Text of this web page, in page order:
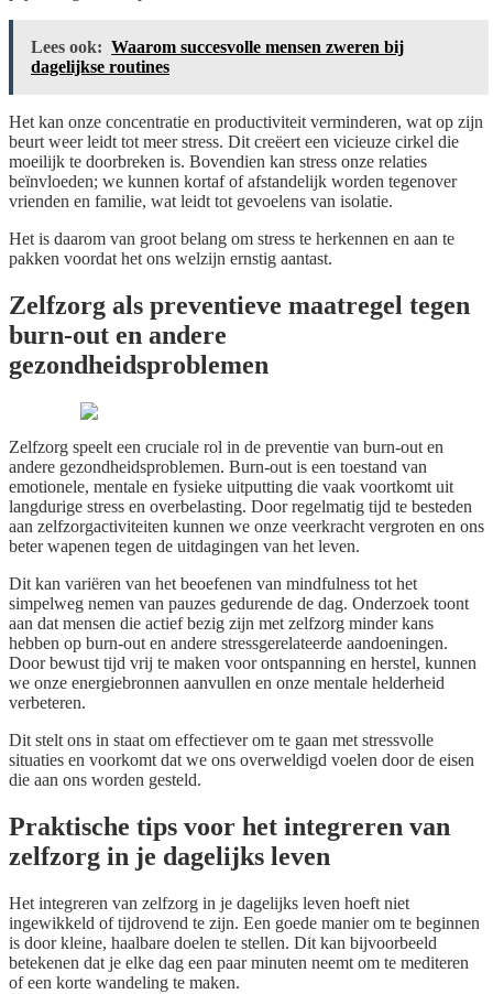
Lees ook: Waarom succesvolle mensen zweren bij
dagelijkse routines
Het kan onze concentratie en productiviteit verminderen, wat op zijn
beurt weer leidt tot meer stress. Dit creëert een vicieuze cirkel die
moeilijk te doorbreken is. Bovendien kan stress onze relaties
beïnvloeden; we kunnen kortaf of afstandelijk worden tegenover
vrienden en familie, wat leidt tot gevoelens van isolatie.
Het is daarom van groot belang om stress te herkennen en aan te
pakken voordat het ons welzijn ernstig aantast.
Zelfzorg als preventieve maatregel tegen
burn-out en andere
gezondheidsproblemen
Zelfzorg speelt een cruciale rol in de preventie van burn-out en
andere gezondheidsproblemen. Burn-out is een toestand van
emotionele, mentale en fysieke uitputting die vaak voortkomt uit
langdurige stress en overbelasting. Door regelmatig tijd te besteden
aan zelfzorgactiviteiten kunnen we onze veerkracht vergroten en ons
beter wapenen tegen de uitdagingen van het leven.
Dit kan variëren van het beoefenen van mindfulness tot het
simpelweg nemen van pauzes gedurende de dag. Onderzoek toont
aan dat mensen die actief bezig zijn met zelfzorg minder kans
hebben op burn-out en andere stressgerelateerde aandoeningen.
Door bewust tijd vrij te maken voor ontspanning en herstel, kunnen
we onze energiebronnen aanvullen en onze mentale helderheid
verbeteren.
Dit stelt ons in staat om effectiever om te gaan met stressvolle
situaties en voorkomt dat we ons overweldigd voelen door de eisen
die aan ons worden gesteld.
Praktische tips voor het integreren van
zelfzorg in je dagelijks leven
Het integreren van zelfzorg in je dagelijks leven hoeft niet
ingewikkeld of tijdrovend te zijn. Een goede manier om te beginnen
is door kleine, haalbare doelen te stellen. Dit kan bijvoorbeeld
betekenen dat je elke dag een paar minuten neemt om te mediteren
of een korte wandeling te maken.